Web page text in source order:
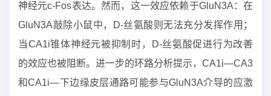
神经元c-Fos表达。然而，这一效应依赖于GluN3A：在
GluN3A敲除小鼠中，D-丝氨酸则无法充分发挥作用；
当CA1i锥体神经元被抑制时，D-丝氨酸促进行为改善
的效应也被阻断。进一步的环路分析提示，CA1i—CA3
和CA1i—下边缘皮层通路可能参与GluN3A介导的应激